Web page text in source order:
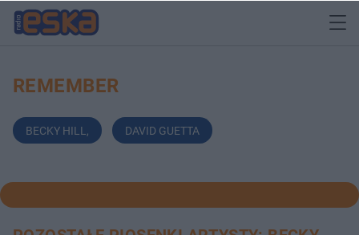
REMEMBER
BECKY HILL , DAVID GUETTA